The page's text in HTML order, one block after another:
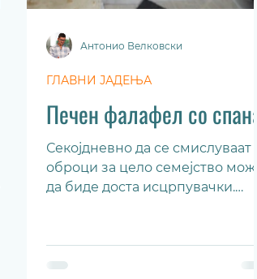
Печен фалафел со спанаќ
Секојдневно да се смислуваат
оброци за цело семејство може
да биде доста исцрпувачки.
ГЛАВНИ ЈАДЕЊА
Антонио Велковски